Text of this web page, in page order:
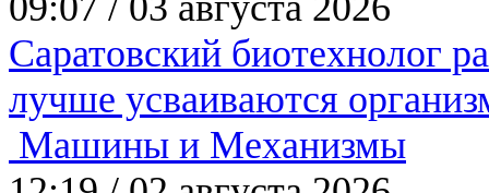
Саратовский биотехнолог
лучше усваиваются
Машины и Механизмы